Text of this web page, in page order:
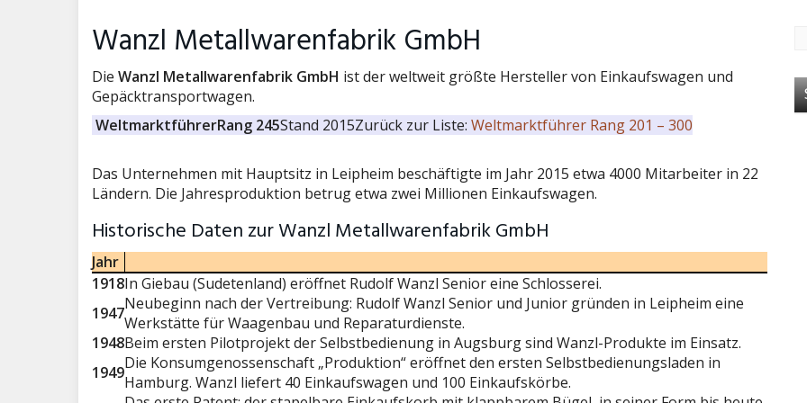
Wanzl Metallwarenfabrik GmbH
Die Wanzl Metallwarenfabrik GmbH ist der weltweit größte Hersteller von Einkaufswagen und
Gepäcktransportwagen.
WeltmarktführerRang 245Stand 2015Zurück zur Liste: Weltmarktführer Rang 201 – 300
Das Unternehmen mit Hauptsitz in Leipheim beschäftigte im Jahr 2015 etwa 4000 Mitarbeiter in 22
Ländern. Die Jahresproduktion betrug etwa zwei Millionen Einkaufswagen.
Historische Daten zur Wanzl Metallwarenfabrik GmbH
Jahr
1918In Giebau (Sudetenland) eröffnet Rudolf Wanzl Senior eine Schlosserei.
1947Neubeginn nach der Vertreibung: Rudolf Wanzl Senior und Junior gründen in Leipheim eine
Werkstätte für Waagenbau und Reparaturdienste.
1948Beim ersten Pilotprojekt der Selbstbedienung in Augsburg sind Wanzl-Produkte im Einsatz.
1949Die Konsumgenossenschaft „Produktion“ eröffnet den ersten Selbstbedienungsladen in
Hamburg. Wanzl liefert 40 Einkaufswagen und 100 Einkaufskörbe.